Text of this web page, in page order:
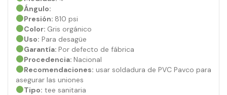
Ángulo:
Presión: 810 psi
Color: Gris orgánico
Uso: Para desagüe
Garantía: Por defecto de fábrica
Procedencia: Nacional
Recomendaciones: usar soldadura de PVC Pavco para
asegurar las uniones
Tipo: tee sanitaria